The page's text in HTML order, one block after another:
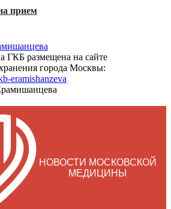
прием
ГКБ размещена на сайте
города Москвы:
eramishanzeva
НОВОСТИ МОСКОВСКОЙ
МЕДИЦИНЫ